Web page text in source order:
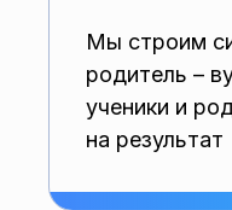
Мы строим
родитель –
ученики и
на результат